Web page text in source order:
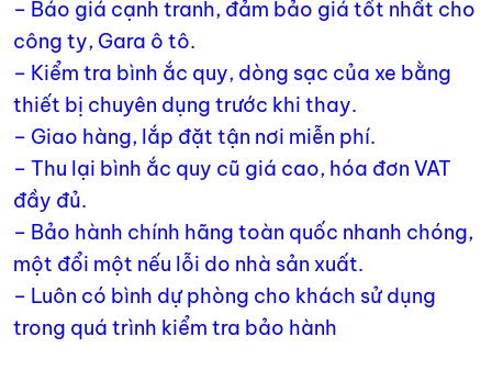
– Báo giá cạnh tranh, đảm bảo giá tốt nhất cho
công ty, Gara ô tô.
– Kiểm tra bình ắc quy, dòng sạc của xe bằng
thiết bị chuyên dụng trước khi thay.
– Giao hàng, lắp đặt tận nơi miễn phí.
– Thu lại bình ắc quy cũ giá cao, hóa đơn VAT
đầy đủ.
– Bảo hành chính hãng toàn quốc nhanh chóng,
một đổi một nếu lỗi do nhà sản xuất.
– Luôn có bình dự phòng cho khách sử dụng
trong quá trình kiểm tra bảo hành